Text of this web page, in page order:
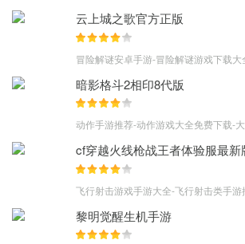
· 战力达到对应等级，赠送大量绑钻，金币，淘
领，冒险之路事半功倍！
· 累计登录次日赠送女仆，升级VIP每日有免
可每天领取1288绑定钻石，V7每天可免费领取
· 参与投资超值返还，黄金投资每日回报288
可获得240000钻石＋188888绑钻，绝对不亏；
· 达到VIP，即可领取尊享礼包，女仆直上三阶
云上城之歌官方正版
冒险解谜安卓手游-冒险解谜游戏下载
暗影格斗2相印8代版
动作手游推荐-动作游戏大全免费下载-
cf穿越火线枪战王者体验服最新
飞行射击游戏手游大全-飞行射击类手
黎明觉醒生机手游